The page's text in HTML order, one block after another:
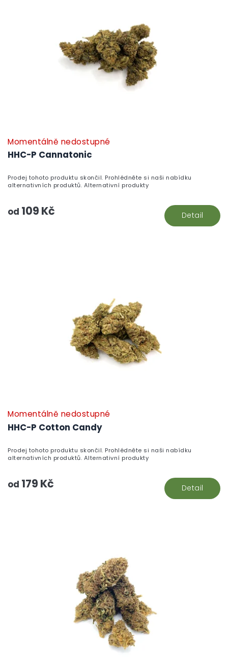
HHC-P Cannatonic
Momentálně nedostupné
od 109 Kč Detail
Prodej tohoto produktu skončil. Prohlédněte si naši nabídku
alternativních produktů. Alternativní produkty
HHC-P Cotton Candy
Momentálně nedostupné
od 179 Kč Detail
Prodej tohoto produktu skončil. Prohlédněte si naši nabídku
alternativních produktů. Alternativní produkty